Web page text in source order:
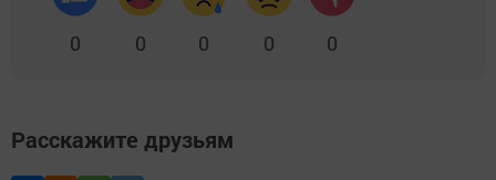
0 0 0 0 0
Расскажите друзьям